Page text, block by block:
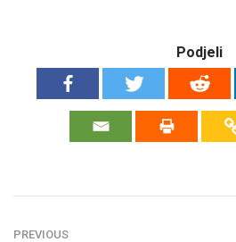
Podjeli
PREVIOUS